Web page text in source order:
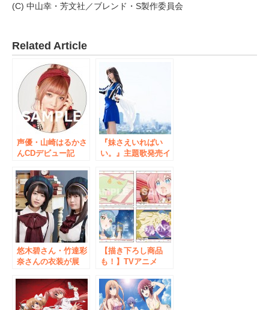
(C) 中山幸・芳文社／ブレンド・S製作委員会
Related Article
声優・山崎はるかさ
んCDデビュー記
等3大企画が５/12〜
ゲーマーズにて開催
決定！
『妹さえいればい
い。』主題歌発売イ
ChouCho・結城ア
イラ ミニライブも
悠木碧さん・竹達彩
奈さんの衣装が展
4thアルバム発売記
念『petit miretta
museum』 9/23〜
【描き下ろし商品
も！】TVアニメ
ップアップストアが
3/16〜開催決定！